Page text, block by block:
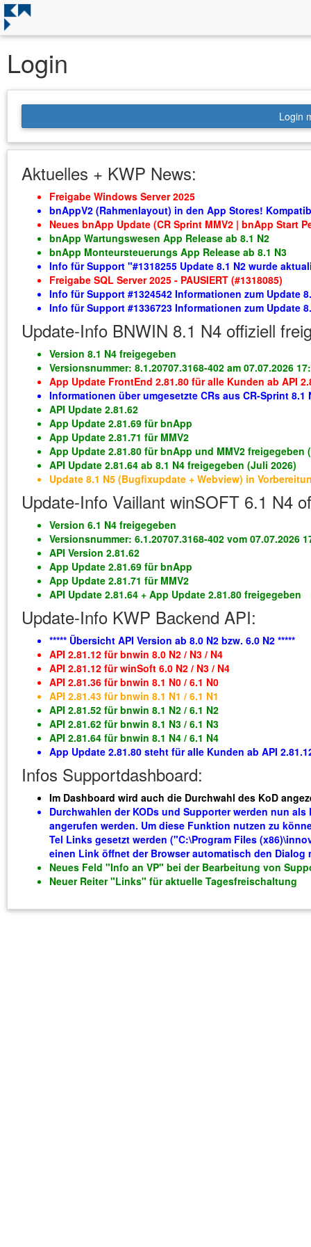
Login
Login
Aktuelles + KWP News:
Freigabe Windows Server 2025
bnAppV2 (Rahmenlayout) in den App Stores!
Neues bnApp Update (CR Sprint MMV2 | bnApp Start
bnApp Wartungswesen App Release ab 8.1 N2
bnApp Monteursteuerungs App Release ab 8.1 N3
Info für Support "#1318255 Update 8.1 N2 wurde
Freigabe SQL Server 2025 - PAUSIERT (#1318085)
Info für Support #1324542 Informationen zum Update
Info für Support #1336723 Informationen zum Update
Update-Info BNWIN 8.1 N4 offiziell
Version 8.1 N4 freigegeben
Versionsnummer: 8.1.20707.3168-402 am 07.07.2026
App Update FrontEnd 2.81.80 für alle Kunden ab API
Informationen über umgesetzte CRs aus CR-Sprint 8.1
API Update 2.81.62
App Update 2.81.69 für bnApp
App Update 2.81.71 für MMV2
App Update 2.81.80 für bnApp und MMV2 freigegeben
API Update 2.81.64 ab 8.1 N4 freigegeben (Juli 2026)
Update 8.1 N5 (Bugfixupdate + Webview) in
Update-Info Vaillant winSOFT 6.1 N4
Version 6.1 N4 freigegeben
Versionsnummer: 6.1.20707.3168-402 vom 07.07.2026
API Version 2.81.62
App Update 2.81.69 für bnApp
App Update 2.81.71 für MMV2
API Update 2.81.64 + App Update 2.81.80 freigegeben
Update-Info KWP Backend API:
***** Übersicht API Version ab 8.0 N2 bzw. 6.0 N2 *****
API 2.81.12 für bnwin 8.0 N2 / N3 / N4
API 2.81.12 für winSoft 6.0 N2 / N3 / N4
API 2.81.36 für bnwin 8.1 N0 / 6.1 N0
API 2.81.43 für bnwin 8.1 N1 / 6.1 N1
API 2.81.52 für bnwin 8.1 N2 / 6.1 N2
API 2.81.62 für bnwin 8.1 N3 / 6.1 N3
API 2.81.64 für bnwin 8.1 N4 / 6.1 N4
App Update 2.81.80 steht für alle Kunden ab API
Infos Supportdashboard:
Im Dashboard wird auch die Durchwahl des KoD
Durchwahlen der KODs und Supporter werden nun
angerufen werden. Um diese Funktion nutzen zu
Tel Links gesetzt werden ("C:\Program Files
einen Link öffnet der Browser automatisch den Dialog
Neues Feld "Info an VP" bei der Bearbeitung von
Neuer Reiter "Links" für aktuelle Tagesfreischaltung